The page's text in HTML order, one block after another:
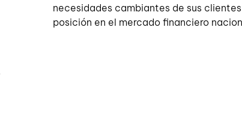
necesidades cambiantes de sus
posición en el mercado financiero